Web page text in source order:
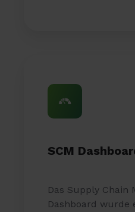
SCM
Das Supply Chain
Dashboard wurde